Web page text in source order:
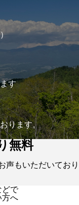
す
ります。
無料
声もいただいており
どで
方へ